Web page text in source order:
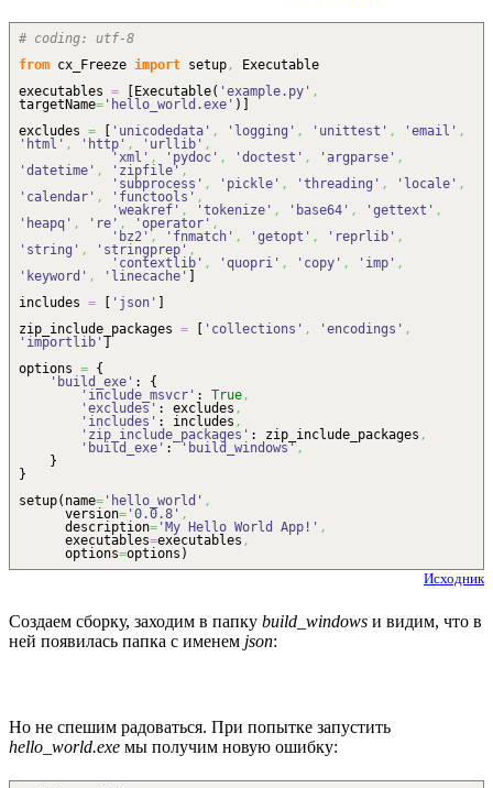
# coding: utf-8
from cx_Freeze import setup,
Executable
executables = Executable( 'example.py' ,
targetName= 'hello_world.exe' )
excludes = 'unicodedata' , 'logging' , 'unittest' , 'email' ,
'html' , 'http' , 'urllib' ,
'xml' , 'pydoc' , 'doctest' , 'argparse' ,
'datetime' , 'zipfile' ,
'subprocess' , 'pickle' , 'threading' , 'locale' ,
'calendar' , 'functools' ,
'weakref' , 'tokenize' , 'base64' , 'gettext' ,
'heapq' , 're' , 'operator' ,
'bz2' , 'fnmatch' , 'getopt' , 'reprlib' ,
'string' , 'stringprep' ,
'contextlib' , 'quopri' , 'copy' , 'imp' ,
'keyword' , 'linecache'
includes = 'json'
zip_include_packages = 'collections' , 'encodings' ,
'importlib'
options = {
'build_exe' : {
'include_msvcr' : True,
'excludes' : excludes ,
'includes' : includes ,
'zip_include_packages' : zip_include_packages ,
'build_exe' : 'build_windows' ,
}
}
setup( name= 'hello_world' ,
version= '0.0.8' ,
description= 'My Hello World App!' ,
executables=executables ,
options=options )
Исходник
Создаем сборку, заходим в папку build_windows и видим, что в
ней появилась папка с именем json:
Но не спешим радоваться. При попытке запустить
hello_world.exe мы получим новую ошибку: